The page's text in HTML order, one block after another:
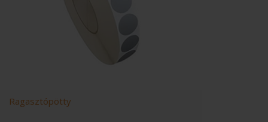
Ragasztópötty